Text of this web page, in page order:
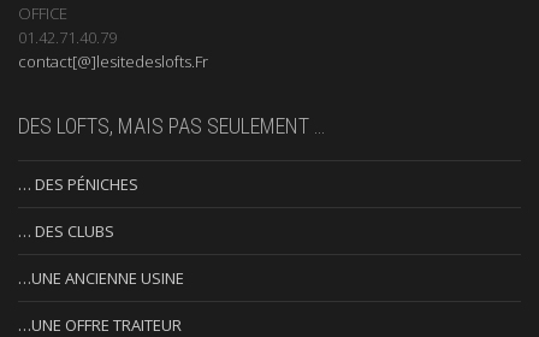
OFFICE
01.42.71.40.79
contact[@]lesitedeslofts.Fr
DES LOFTS, MAIS PAS SEULEMENT …
… DES PÉNICHES
… DES CLUBS
…UNE ANCIENNE USINE
…UNE OFFRE TRAITEUR